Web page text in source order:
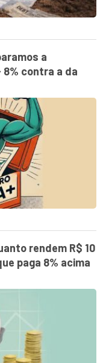
a
8% contra a da
rendem R$ 10
paga 8% acima